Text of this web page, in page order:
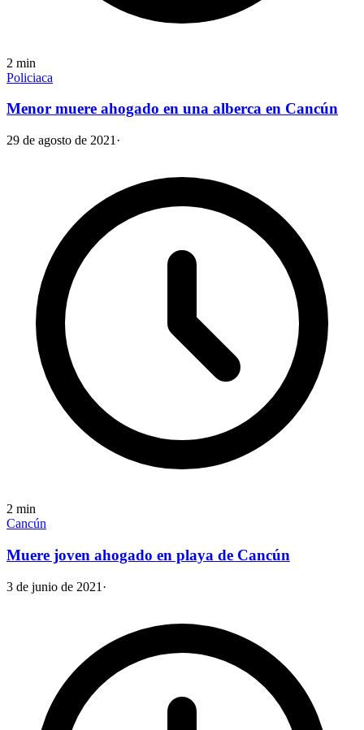
2 min
Policiaca
Menor muere ahogado en una alberca en Cancún
29 de agosto de 2021 ·
2 min
Cancún
Muere joven ahogado en playa de Cancún
3 de junio de 2021 ·